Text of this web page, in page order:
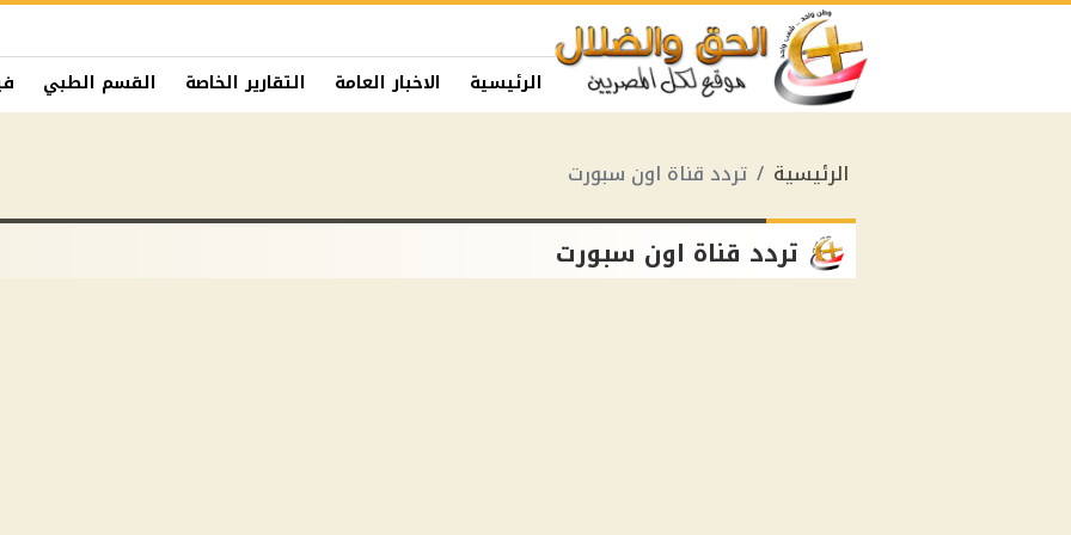
الرئيسية الاخبار العامة التقارير الخاصة القسم الطبي
الرئيسية تردد قناة اون سبورت
تردد قناة اون سبورت